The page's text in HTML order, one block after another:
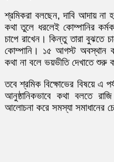
শ্রমিকরা বলছেন, দাবি আদায় না
কথা তুলে ধরলেই কোম্পানির
চাপে রাখেন। কিন্তু তারা বুঝতে
কোম্পানি। ১৫ আগস্ট অবস্থান
কথা না বলে ভয়ভীতি দেখাতে শুরু
তবে শ্রমিক বিক্ষোভের বিষয়ে এ
আনুষ্ঠানিকভাবে কথা বলতে
আলোচনা করে সমস্যা সমাধানের